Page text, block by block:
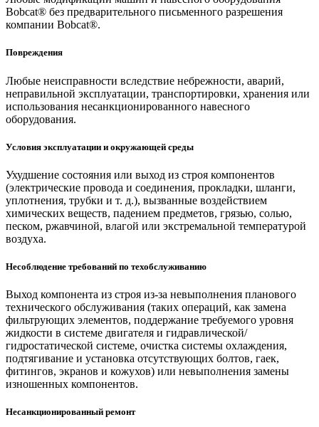
Bobcat® без предварительного письменного разрешения
компании Bobcat®.
Повреждения
Любые неисправности вследствие небрежности, аварий,
неправильной эксплуатации, транспортировки, хранения или
использования несанкционированного навесного
оборудования.
Условия эксплуатации и окружающей среды
Ухудшение состояния или выход из строя компонентов
(электрические провода и соединения, прокладки, шланги,
уплотнения, трубки и т. д.), вызванные воздействием
химических веществ, падением предметов, грязью, солью,
песком, ржавчиной, влагой или экстремальной температурой
воздуха.
Несоблюдение требований по техобслуживанию
Выход компонента из строя из-за невыполнения планового
технического обслуживания (таких операций, как замена
фильтрующих элементов, поддержание требуемого уровня
жидкости в системе двигателя и гидравлической/
гидростатической системе, очистка системы охлаждения,
подтягивание и установка отсутствующих болтов, гаек,
фитингов, экранов и кожухов) или невыполнения замены
изношенных компонентов.
Несанкционированный ремонт